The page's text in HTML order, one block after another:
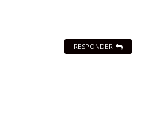
RESPONDER